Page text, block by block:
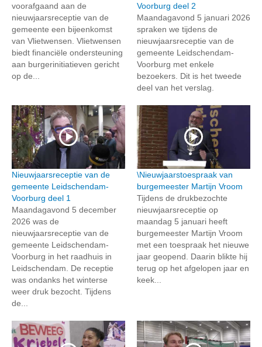
voorafgaand aan de
nieuwjaarsreceptie van de
gemeente een bijeenkomst
van Vlietwensen. Vlietwensen
biedt financiële ondersteuning
aan burgerinitiatieven gericht
op de...
Voorburg deel 2
Maandagavond 5 januari 2026
spraken we tijdens de
nieuwjaarsreceptie van de
gemeente Leidschendam-
Voorburg met enkele
bezoekers. Dit is het tweede
deel van het verslag.
Nieuwjaarsreceptie van de
gemeente Leidschendam-
Voorburg deel 1
Maandagavond 5 december
2026 was de
nieuwjaarsreceptie van de
gemeente Leidschendam-
Voorburg in het raadhuis in
Leidschendam. De receptie
was ondanks het winterse
weer druk bezocht. Tijdens
de...
\Nieuwjaarstoespraak van
burgemeester Martijn Vroom
Tijdens de drukbezochte
nieuwjaarsreceptie op
maandag 5 januari heeft
burgemeester Martijn Vroom
met een toespraak het nieuwe
jaar geopend. Daarin blikte hij
terug op het afgelopen jaar en
keek...